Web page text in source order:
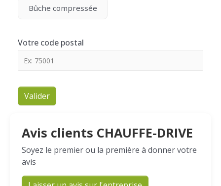
Bûche compressée
Votre code postal
Valider
Avis clients CHAUFFE-DRIVE
Soyez le premier ou la première à donner votre
avis